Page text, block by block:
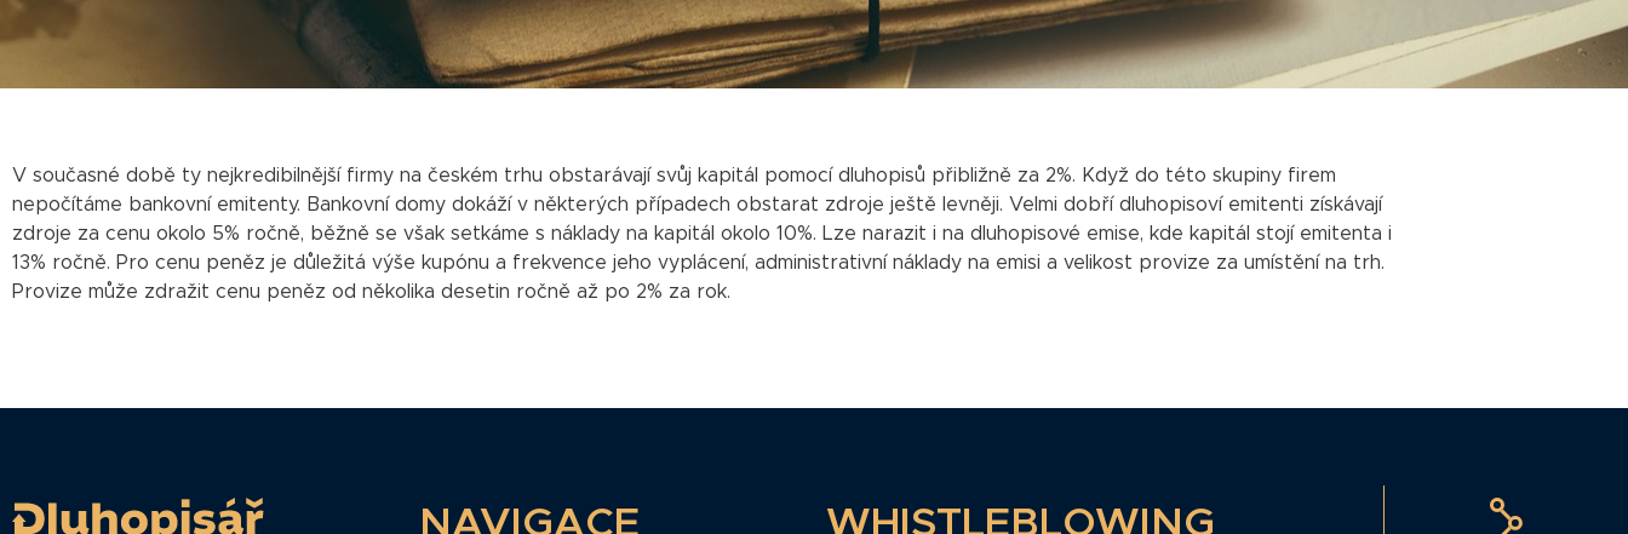
V současné době ty nejkredibilnější firmy na českém trhu obstarávají svůj kapitál pomocí dluhopisů přibližně za 2%. Když do této skupiny firem
nepočítáme bankovní emitenty. Bankovní domy dokáží v některých případech obstarat zdroje ještě levněji. Velmi dobří dluhopisoví emitenti získávají
zdroje za cenu okolo 5% ročně, běžně se však setkáme s náklady na kapitál okolo 10%. Lze narazit i na dluhopisové emise, kde kapitál stojí emitenta i
13% ročně. Pro cenu peněz je důležitá výše kupónu a frekvence jeho vyplácení, administrativní náklady na emisi a velikost provize za umístění na trh.
Provize může zdražit cenu peněz od několika desetin ročně až po 2% za rok.
NAVIGACE WHISTLEBLOWING